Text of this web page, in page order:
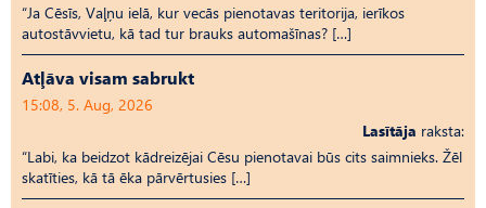
“Ja Cēsīs, Vaļņu ielā, kur vecās pienotavas teritorija, ierīkos
autostāvvietu, kā tad tur brauks automašīnas? […]
Atļāva visam sabrukt
15:08, 5. Aug, 2026
Lasītāja raksta:
“Labi, ka beidzot kādreizējai Cēsu pienotavai būs cits saimnieks. Žēl
skatīties, kā tā ēka pārvērtusies […]